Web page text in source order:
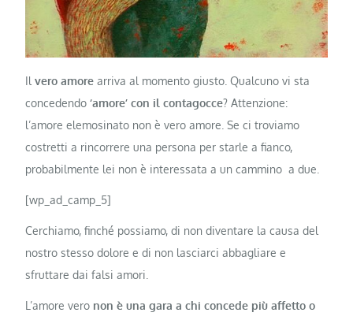
Ilvero amore arriva al momento giusto. Qualcuno vi sta
concedendo‘amore’ con il contagocce? Attenzione:
l’amore elemosinato non è vero amore. Se ci troviamo
costretti a rincorrere una persona per starle a fianco,
probabilmente lei non è interessata a un cammino a due.
[wp_ad_camp_5]
Cerchiamo, finché possiamo, di non diventare la causa del
nostro stesso dolore e di non lasciarci abbagliare e
sfruttare dai falsi amori.
L’amore vero non è una gara a chi concede più affetto o